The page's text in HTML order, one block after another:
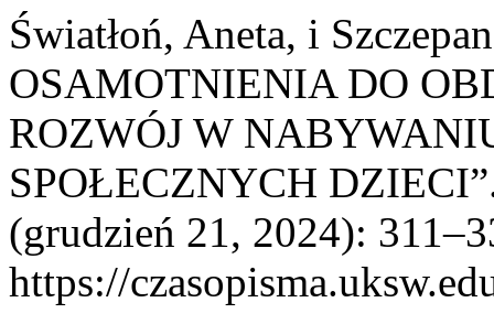
Światłoń, Aneta, i
OSAMOTNIENIA DO
ROZWÓJ W
SPOŁECZNYCH
(grudzień 21, 2024):
https://